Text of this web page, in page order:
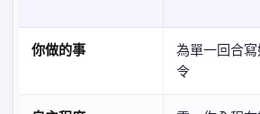
你做的事
為單一回合
令